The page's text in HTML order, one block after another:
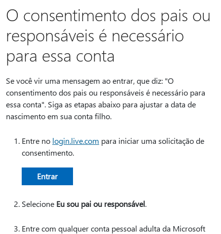
O consentimento dos pais ou
responsáveis é necessário
para essa conta
Se você vir uma mensagem ao entrar, que diz: "O
consentimento dos pais ou responsáveis é necessário para
essa conta". Siga as etapas abaixo para ajustar a data de
nascimento em sua conta filho.
Entre no login.live.com para iniciar uma solicitação de
consentimento.
Entrar
Selecione Eu sou pai ou responsável.
Entre com qualquer conta pessoal adulta da Microsoft